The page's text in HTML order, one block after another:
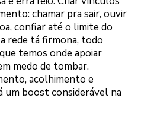
chamar pra sair, ouvir
confiar até o limite do
rede tá firmona, todo
temos onde apoiar
medo de tombar.
acolhimento e
um boost considerável na